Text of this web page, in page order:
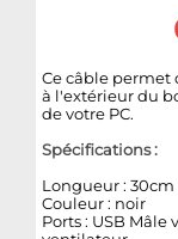
Ce câble
à l'extérieur du
de votre PC.
Spécifications :
Longueur : 30cm
Couleur : noir
Ports : USB